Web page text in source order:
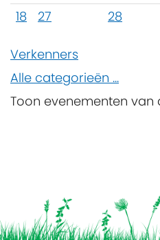
18
27 28
Verkenners
Alle categorieën ...
Toon evenementen van